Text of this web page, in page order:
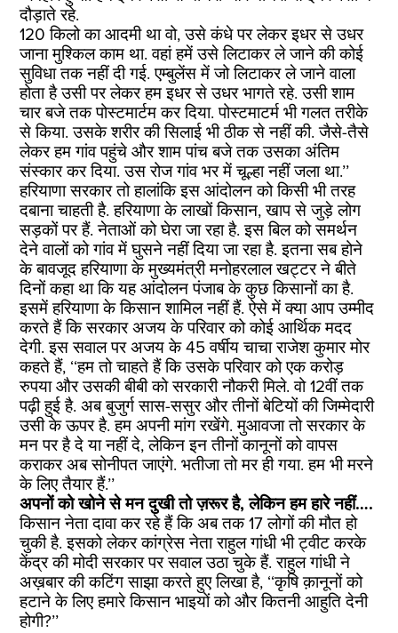
दौड़ाते रहे.
120 किलो का आदमी था वो, उसे कंधे पर लेकर इधर से उधर
जाना मुश्किल काम था. वहां हमें उसे लिटाकर ले जाने की कोई
सुविधा तक नहीं दी गई. एम्बुलेंस में जो लिटाकर ले जाने वाला
होता है उसी पर लेकर हम इधर से उधर भागते रहे. उसी शाम
चार बजे तक पोस्टमार्टम कर दिया. पोस्टमाटर्म भी गलत तरीके
से किया. उसके शरीर की सिलाई भी ठीक से नहीं की. जैसे-तैसे
लेकर हम गांव पहुंचे और शाम पांच बजे तक उसका अंतिम
संस्कार कर दिया. उस रोज गांव भर में चूल्हा नहीं जला था.’’
हरियाणा सरकार तो हालांकि इस आंदोलन को किसी भी तरह
दबाना चाहती है. हरियाणा के लाखों किसान, खाप से जुड़े लोग
सड़कों पर हैं. नेताओं को घेरा जा रहा है. इस बिल को समर्थन
देने वालों को गांव में घुसने नहीं दिया जा रहा है. इतना सब होने
के बावजूद हरियाणा के मुख्यमंत्री मनोहरलाल खट्टर ने बीते
दिनों कहा था कि यह आंदोलन पंजाब के कुछ किसानों का है.
इसमें हरियाणा के किसान शामिल नहीं हैं. ऐसे में क्या आप उम्मीद
करते हैं कि सरकार अजय के परिवार को कोई आर्थिक मदद
देगी. इस सवाल पर अजय के 45 वर्षीय चाचा राजेश कुमार मोर
कहते हैं, ‘‘हम तो चाहते हैं कि उसके परिवार को एक करोड़
रुपया और उसकी बीबी को सरकारी नौकरी मिले. वो 12वीं तक
पढ़ी हुई है. अब बुजुर्ग सास-ससुर और तीनों बेटियों की जिम्मेदारी
उसी के ऊपर है. हम अपनी मांग रखेंगे. मुआवजा तो सरकार के
मन पर है दे या नहीं दे, लेकिन इन तीनों कानूनों को वापस
कराकर अब सोनीपत जाएंगे. भतीजा तो मर ही गया. हम भी मरने
के लिए तैयार हैं.’’
अपनों को खोने से मन दुखी तो ज़रूर है, लेकिन हम हारे नहीं….
किसान नेता दावा कर रहे हैं कि अब तक 17 लोगों की मौत हो
चुकी है. इसको लेकर कांग्रेस नेता राहुल गांधी भी ट्वीट करके
केंद्र की मोदी सरकार पर सवाल उठा चुके हैं. राहुल गांधी ने
अख़बार की कटिंग साझा करते हुए लिखा है, ‘‘कृषि क़ानूनों को
हटाने के लिए हमारे किसान भाइयों को और कितनी आहुति देनी
होगी?’’